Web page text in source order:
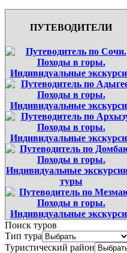
ПУТЕВОДИТЕЛИ
Поиск туров
Тип тура
Туристический район